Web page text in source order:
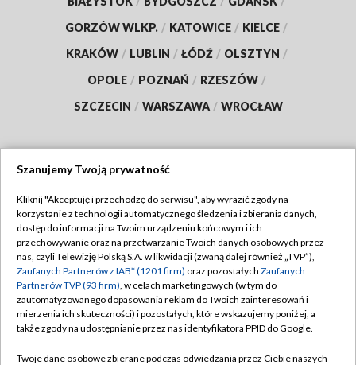
GORZÓW WLKP. / KATOWICE / KIELCE /
KRAKÓW / LUBLIN / ŁÓDŹ / OLSZTYN /
OPOLE / POZNAŃ / RZESZÓW /
SZCZECIN / WARSZAWA / WROCŁAW
TVP
Abonament TVP
Emisja w TVP
Centrum informacji TVP
Naziemna Telewizja Cyfrowa
Regulamin TVP
Polityka prywatności
Moje zgody
Pomoc
Szanujemy Twoją prywatność
Kliknij "Akceptuję i przechodzę do serwisu", aby wyrazić zgody na
korzystanie z technologii automatycznego śledzenia i zbierania danych,
dostęp do informacji na Twoim urządzeniu końcowym i ich
przechowywanie oraz na przetwarzanie Twoich danych osobowych przez
nas, czyli Telewizję Polską S.A. w likwidacji (zwaną dalej również „TVP”),
Zaufanych Partnerów z IAB* (1201 firm) oraz pozostałych Zaufanych
Partnerów TVP (93 firm), w celach marketingowych (w tym do
zautomatyzowanego dopasowania reklam do Twoich zainteresowań i
mierzenia ich skuteczności) i pozostałych, które wskazujemy poniżej, a
także zgody na udostępnianie przez nas identyfikatora PPID do Google.
Twoje dane osobowe zbierane podczas odwiedzania przez Ciebie naszych